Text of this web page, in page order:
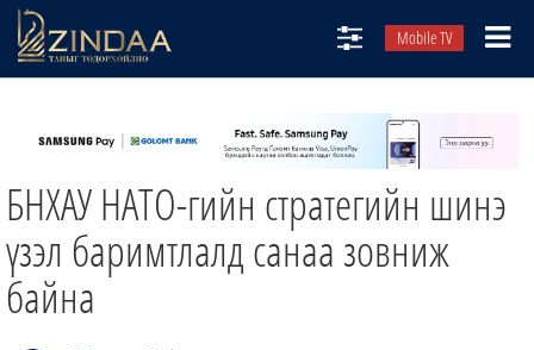
Mobile TV
ТВ8
ӨГЛӨӨНИЙ СОНИН
АУДИО ЗОХИОЛ
ЗИНДАА СЭТГҮҮЛ
БНХАУ НАТО-гийн стратегийн шинэ
үзэл баримтлалд санаа зовниж
байна